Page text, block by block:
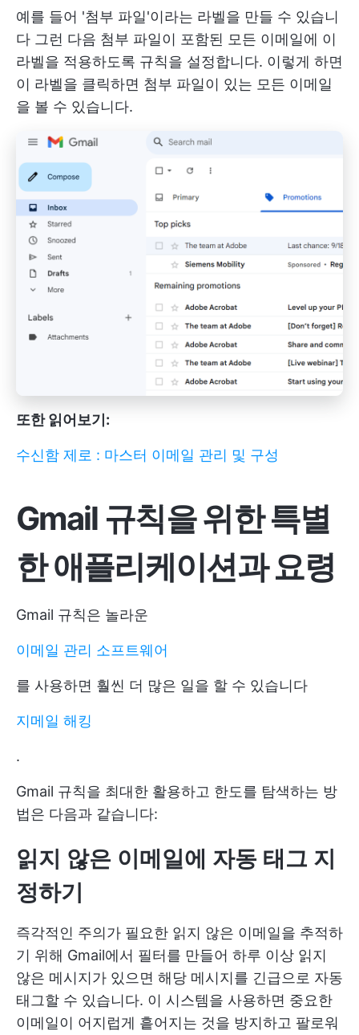
예를 들어 '첨부 파일'이라는 라벨을 만들 수 있습니
다 그런 다음 첨부 파일이 포함된 모든 이메일에 이
라벨을 적용하도록 규칙을 설정합니다. 이렇게 하면
이 라벨을 클릭하면 첨부 파일이 있는 모든 이메일
을 볼 수 있습니다.
또한 읽어보기:
수신함 제로 : 마스터 이메일 관리 및 구성
Gmail 규칙을 위한 특별
한 애플리케이션과 요령
Gmail 규칙은 놀라운
이메일 관리 소프트웨어
를 사용하면 훨씬 더 많은 일을 할 수 있습니다
지메일 해킹
.
Gmail 규칙을 최대한 활용하고 한도를 탐색하는 방
법은 다음과 같습니다:
읽지 않은 이메일에 자동 태그 지
정하기
즉각적인 주의가 필요한 읽지 않은 이메일을 추적하
기 위해 Gmail에서 필터를 만들어 하루 이상 읽지
않은 메시지가 있으면 해당 메시지를 긴급으로 자동
태그할 수 있습니다. 이 시스템을 사용하면 중요한
이메일이 어지럽게 흩어지는 것을 방지하고 팔로워